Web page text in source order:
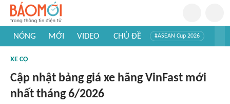
NÓNG MỚI VIDEO CHỦ ĐỀ #ASEAN Cup 2026
#Khám phá thế giới
XE CỘ
Cập nhật bảng giá xe hãng VinFast mới
nhất tháng 6/2026